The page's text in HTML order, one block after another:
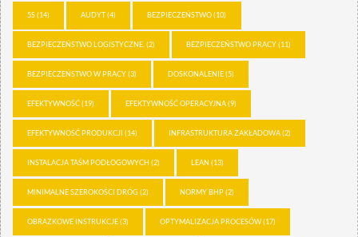
5S(14) AUDYT(4) BEZPIECZEŃSTWO(10)
BEZPIECZEŃSTWO LOGISTYCZNE.(2) BEZPIECZEŃSTWO PRACY(11)
BEZPIECZEŃSTWO W PRACY(3) DOSKONALENIE(5)
EFEKTYWNOŚĆ(19) EFEKTYWNOŚĆ OPERACYJNA(9)
EFEKTYWNOŚĆ PRODUKCJI (14) INFRASTRUKTURA ZAKŁADOWA(2)
INSTALACJA TAŚM PODŁOGOWYCH (2) LEAN (13)
MINIMALNE SZEROKOŚCI DRÓG (2) NORMY BHP(2)
OBRAZKOWE INSTRUKCJE(3) OPTYMALIZACJA PROCESÓW(17)